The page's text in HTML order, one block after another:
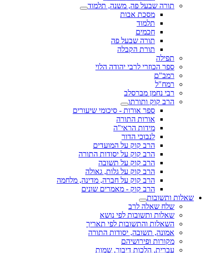
תורה שבעל פה, משנה, תלמוד
מסכת אבות
תלמוד
חכמים
תורה שבעל פה
תורת הקבלה
תפילה
ספר הכוזרי לרבי יהודה הלוי
רמב"ם
רמח"ל
רבי נחמן מברסלב
הרב קוק ותורתו
ספר אורות - סיכומי שיעורים
אורות התורה
מידות הראי"ה
לנבוכי הדור
הרב קוק על המועדים
הרב קוק על יסודות התורה
הרב קוק על תשובה
הרב קוק על גלות, גאולה
הרב קוק על חברה, מדינה, מלחמה
הרב קוק - מאמרים שונים
שאלות ותשובות
שלח שאלה לרב
שאלות ותשובות לפי נושא
השאלות והתשובות לפי תאריך
אמונה, תשובה, יסודות התורה
מקורות ופירושיהם
עברית, הלכות דיבור, שמות